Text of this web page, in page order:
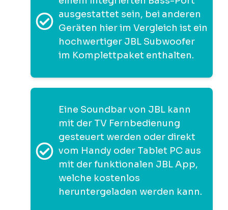
ausgestattet sein, bei anderen
Geräten hier im Vergleich ist ein
hochwertiger JBL Subwoofer
im Komplettpaket enthalten.
Eine Soundbar von JBL kann
mit der TV Fernbedienung
gesteuert werden oder direkt
vom Handy oder Tablet PC aus
mit der funktionalen JBL App,
welche kostenlos
heruntergeladen werden kann.